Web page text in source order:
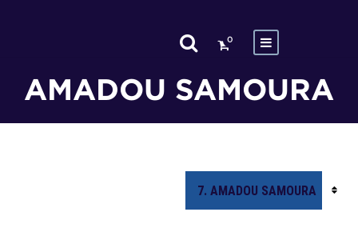
0
AMADOU SAMOURA